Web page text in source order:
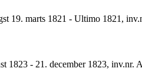
19. marts 1821 - Ultimo 1821,
1823 - 21. december 1823, inv.nr.